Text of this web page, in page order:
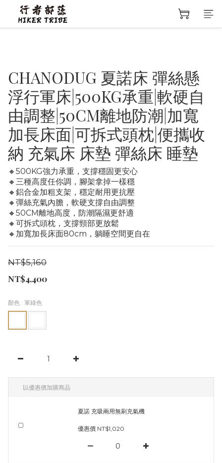
CHANODUG 夏諾床 彈絲懸
浮行軍床|500KG承重|軟硬自
由調整|50CM離地防潮|加寬
加長床面|可拆式頭枕|便攜收
納 充氣床 床墊 彈絲床 睡墊
🔸500KG強力承重，支撐穩固更安心
🔸三種高度任你調，腳架拿掉一樣穩
🔸鋁合金加粗支架，穩定耐用更抗壓
🔸彈絲充氣內膽，軟硬支撐自由調整
🔸50CM離地高度，防潮隔濕更舒適
🔸可拆式頭枕，支撐頸部更放鬆
🔸加寬加長床面80cm，躺睡空間更自在
NT$5,160
NT$4,400
顏色 : 軍綠色
以優惠價加購商品
夏諾 充吸兩用無刷充氣機
優惠價 NT$1,020